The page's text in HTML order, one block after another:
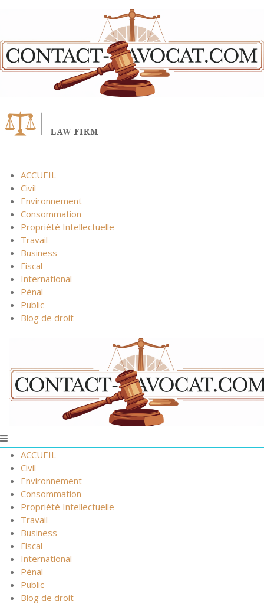
ACCUEIL
Civil
Environnement
Consommation
Propriété Intellectuelle
Travail
Business
Fiscal
International
Pénal
Public
Blog de droit
ACCUEIL
Civil
Environnement
Consommation
Propriété Intellectuelle
Travail
Business
Fiscal
International
Pénal
Public
Blog de droit